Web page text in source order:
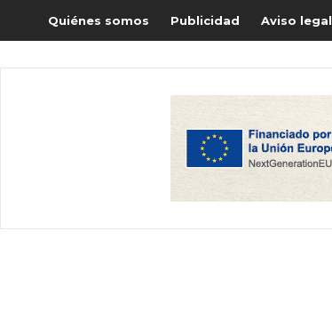
Quiénes somos Publicidad Aviso legal